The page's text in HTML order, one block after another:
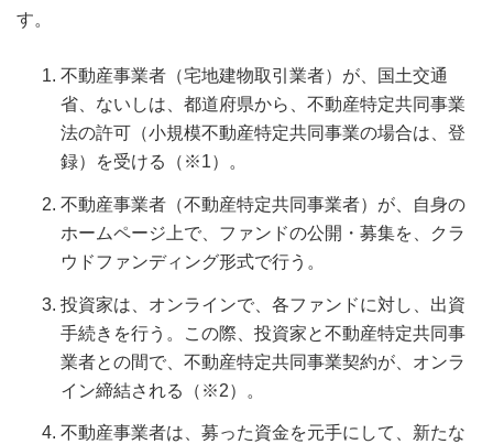
す。
不動産事業者（宅地建物取引業者）が、国土交通
省、ないしは、都道府県から、不動産特定共同事業
法の許可（小規模不動産特定共同事業の場合は、登
録）を受ける（※1）。
不動産事業者（不動産特定共同事業者）が、自身の
ホームページ上で、ファンドの公開・募集を、クラ
ウドファンディング形式で行う。
投資家は、オンラインで、各ファンドに対し、出資
手続きを行う。この際、投資家と不動産特定共同事
業者との間で、不動産特定共同事業契約が、オンラ
イン締結される（※2）。
不動産事業者は、募った資金を元手にして、新たな